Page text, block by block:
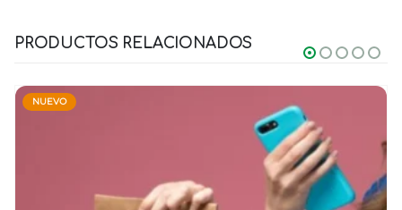
PRODUCTOS RELACIONADOS
NUEVO